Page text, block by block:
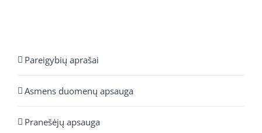
Pareigybių aprašai
Asmens duomenų apsauga
Pranešėjų apsauga